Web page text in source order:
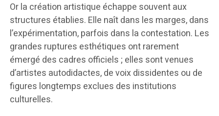
Or la création artistique échappe souvent aux
structures établies. Elle naît dans les marges, dans
l’expérimentation, parfois dans la contestation. Les
grandes ruptures esthétiques ont rarement
émergé des cadres officiels ; elles sont venues
d’artistes autodidactes, de voix dissidentes ou de
figures longtemps exclues des institutions
culturelles.